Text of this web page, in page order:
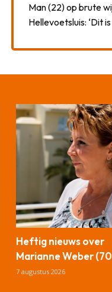
Man (22) op brute
Hellevoetsluis: ‘Dit
Heftig nieuws over
Marianne Weber
7 augustus 2026